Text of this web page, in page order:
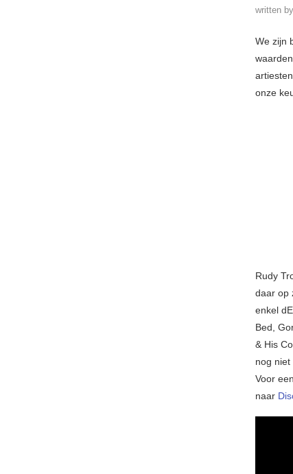
written by
We zijn
onze
Rudy
daar op
enkel
Bed,
& His
nog
Voor
naar